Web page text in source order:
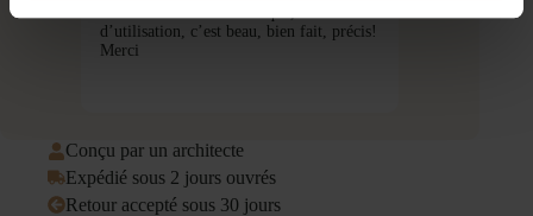
d’utilisation, c’est beau, bien fait, précis!
Merci
c'est
Conçu par un architecte
Expédié sous 2 jours ouvrés
Retour accepté sous 30 jours